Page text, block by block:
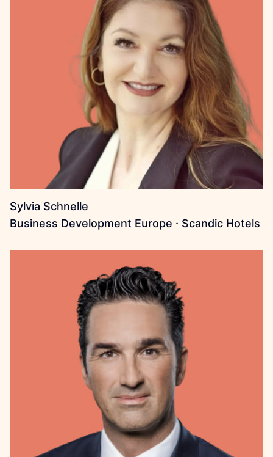
Sylvia Schnelle
Business Development Europe · Scandic Hotels